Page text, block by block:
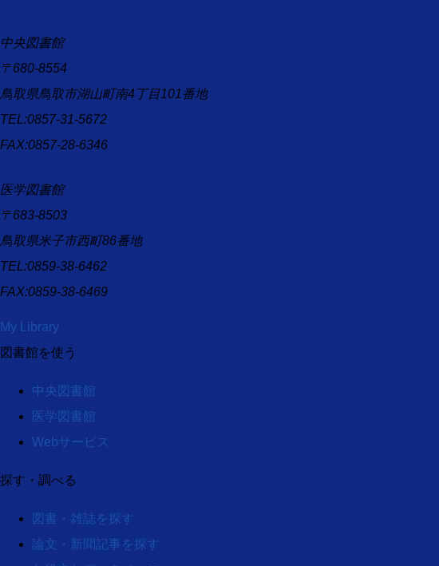
中央図書館
〒680-8554
鳥取県鳥取市湖山町南4丁目101番地
TEL:0857-31-5672
FAX:0857-28-6346
医学図書館
〒683-8503
鳥取県米子市西町86番地
TEL:0859-38-6462
FAX:0859-38-6469
My Library
図書館を使う
中央図書館
医学図書館
Webサービス
探す・調べる
図書・雑誌を探す
論文・新聞記事を探す